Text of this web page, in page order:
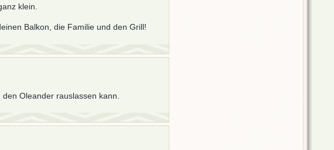
klein.
Balkon, die Familie und den Grill!
Oleander rauslassen kann.